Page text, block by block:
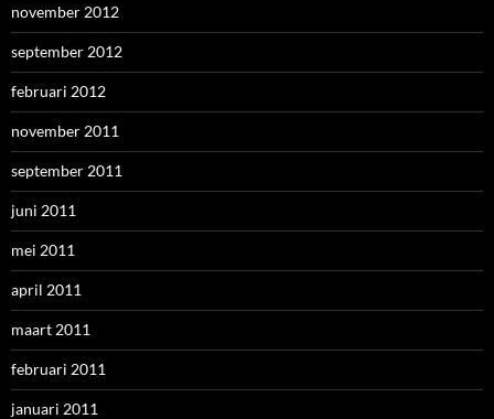
november 2012
september 2012
februari 2012
november 2011
september 2011
juni 2011
mei 2011
april 2011
maart 2011
februari 2011
januari 2011